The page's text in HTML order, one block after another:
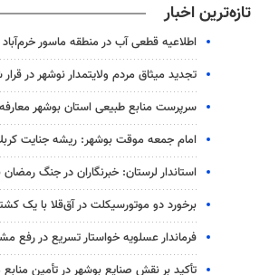
تازه‌ترین اخبار
اطلاعیه قطعی آب در منطقه ماسور خرم‌آباد
تجدید میثاق مردم ولایتمدار نوشهر در قرار
سرپرست منابع طبیعی استان بوشهر
امام جمعه موقت بوشهر: ریشه جنایت
استاندار لرستان: خبرنگاران در جنگ
برخورد دو موتورسیکلت در آق‌قلا با یک کشته و ۲
فرماندار عسلویه خواستار تسریع در
تأکید بر نقش صنایع بوشهر در تأمین